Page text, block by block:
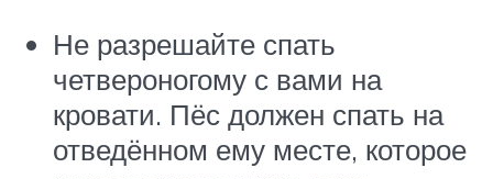
Не разрешайте спать
четвероногому с вами на
кровати. Пёс должен спать на
отведённом ему месте, которое